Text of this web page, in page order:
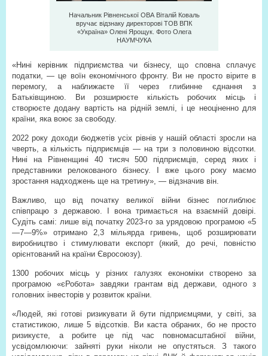
Начальник Рівненської ОВА Віталій Коваль
вручає відзнаку директорові ТОВ ВПК
«Україна» Олені Ярощук. Фото Олега
НАУМЧУКА
«Нині керівник підприємства чи бізнесу, що сповна сплачує
податки, — це воїн економічного фронту. Ви не просто вірите в
перемогу, а наближаєте її через глибинне єднання з
Батьківщиною. Ви розширюєте кількість робочих місць і
створюєте додану вартість на рідній землі, і це неоціненно для
країни, яка воює за свободу.
2022 року доходи бюджетів усіх рівнів у нашій області зросли на
чверть, а кількість підприємців — на три з половиною відсотки.
Нині на Рівненщині 40 тисяч 500 підприємців, серед яких і
представники релокованого бізнесу. І вже цього року маємо
зростання надходжень ще на третину», — відзначив він.
Важливо, що від початку великої війни бізнес поглиблює
співпрацю з державою. І вона тримається на взаємній довірі.
Судіть самі: лише від початку 2023-го за урядовою програмою «5
—7—9%» отримано 2,3 мільярда гривень, щоб розширювати
виробництво і стимулювати експорт (який, до речі, повністю
орієнтований на країни Євросоюзу).
1300 робочих місць у різних галузях економіки створено за
програмою «єРобота» завдяки грантам від держави, одного з
головних інвесторів у розвиток країни.
«Людей, які готові ризикувати й бути підприємцями, у світі, за
статистикою, лише 5 відсотків. Ви каста обраних, бо не просто
ризикуєте, а робите це під час повномасштабної війни,
усвідомлюючи: зайняті руки ніколи не опустяться. З такого